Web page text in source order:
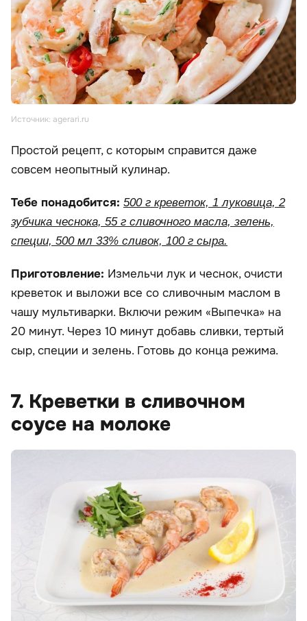
Источник: agerari.ru
Простой рецепт, с которым справится даже
совсем неопытный кулинар.
Тебе понадобится: 500 г креветок, 1 луковица, 2
зубчика чеснока, 55 г сливочного масла, зелень,
специи, 500 мл 33% сливок, 100 г сыра.
Приготовление: Измельчи лук и чеснок, очисти
креветок и выложи все со сливочным маслом в
чашу мультиварки. Включи режим «Выпечка» на
20 минут. Через 10 минут добавь сливки, тертый
сыр, специи и зелень. Готовь до конца режима.
7. Креветки в сливочном
соусе на молоке